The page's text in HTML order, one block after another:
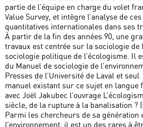
partie de l’équipe en charge du volet
Value Survey, et intègre l’analyse de
quantitatives internationales dans ses
À partir de la fin des années 90, une
travaux est centrée sur la sociologie de
sociologie politique de l’écologisme. Il
du Manuel de sociologie de
Presses de l’Université de Laval et seul
manuel existant sur ce sujet en langue
avec Joël Jakubec l’ouvrage
siècle, de la rupture à la banalisation ?
Parmi les chercheurs de sa génération
l’environnement, il est un des rares à